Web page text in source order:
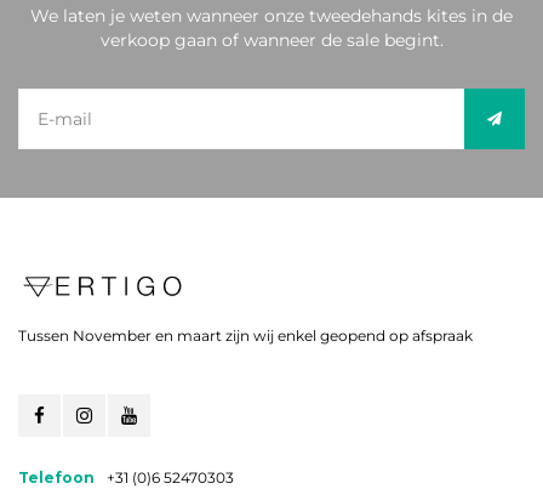
We laten je weten wanneer onze tweedehands kites in de
verkoop gaan of wanneer de sale begint.
Tussen November en maart zijn wij enkel geopend op afspraak
Telefoon
+31 (0)6 52470303